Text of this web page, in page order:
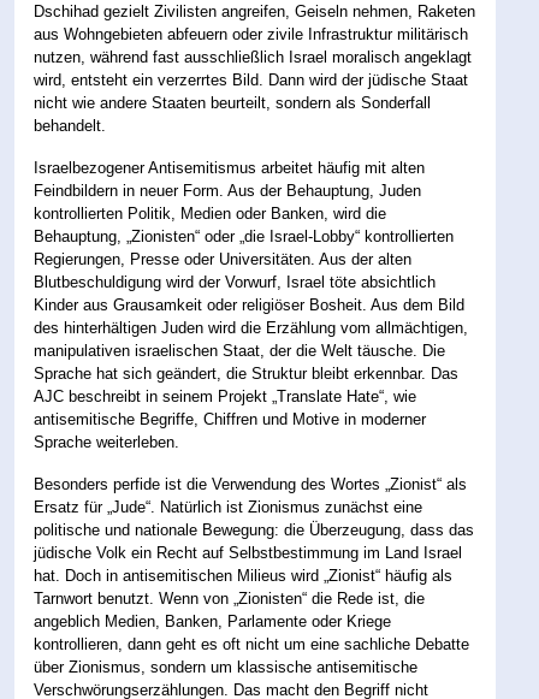
Dschihad gezielt Zivilisten angreifen, Geiseln nehmen, Raketen
aus Wohngebieten abfeuern oder zivile Infrastruktur militärisch
nutzen, während fast ausschließlich Israel moralisch angeklagt
wird, entsteht ein verzerrtes Bild. Dann wird der jüdische Staat
nicht wie andere Staaten beurteilt, sondern als Sonderfall
behandelt.
Israelbezogener Antisemitismus arbeitet häufig mit alten
Feindbildern in neuer Form. Aus der Behauptung, Juden
kontrollierten Politik, Medien oder Banken, wird die
Behauptung, „Zionisten“ oder „die Israel-Lobby“ kontrollierten
Regierungen, Presse oder Universitäten. Aus der alten
Blutbeschuldigung wird der Vorwurf, Israel töte absichtlich
Kinder aus Grausamkeit oder religiöser Bosheit. Aus dem Bild
des hinterhältigen Juden wird die Erzählung vom allmächtigen,
manipulativen israelischen Staat, der die Welt täusche. Die
Sprache hat sich geändert, die Struktur bleibt erkennbar. Das
AJC beschreibt in seinem Projekt „Translate Hate“, wie
antisemitische Begriffe, Chiffren und Motive in moderner
Sprache weiterleben.
Besonders perfide ist die Verwendung des Wortes „Zionist“ als
Ersatz für „Jude“. Natürlich ist Zionismus zunächst eine
politische und nationale Bewegung: die Überzeugung, dass das
jüdische Volk ein Recht auf Selbstbestimmung im Land Israel
hat. Doch in antisemitischen Milieus wird „Zionist“ häufig als
Tarnwort benutzt. Wenn von „Zionisten“ die Rede ist, die
angeblich Medien, Banken, Parlamente oder Kriege
kontrollieren, dann geht es oft nicht um eine sachliche Debatte
über Zionismus, sondern um klassische antisemitische
Verschwörungserzählungen. Das macht den Begriff nicht